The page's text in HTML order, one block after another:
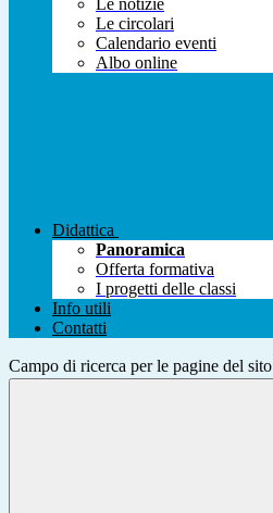
Le notizie
Le circolari
Calendario eventi
Albo online
Didattica
Panoramica
Offerta formativa
I progetti delle classi
Info utili
Contatti
Campo di ricerca per le pagine del sito